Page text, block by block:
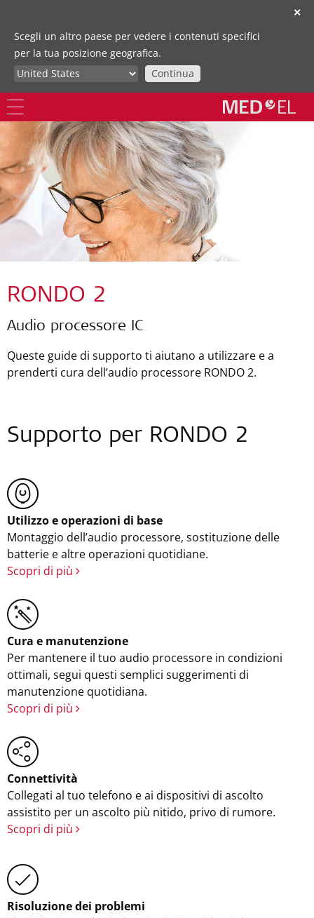
✕
Scegli un altro paese per vedere i contenuti specifici
per la tua posizione geografica.
Continua
RONDO 2
Audio processore IC
Queste guide di supporto ti aiutano a utilizzare e a
prenderti cura dell’audio processore RONDO 2.
Supporto per RONDO 2
Utilizzo e operazioni di base
Montaggio dell’audio processore, sostituzione delle
batterie e altre operazioni quotidiane.
Scopri di più
Cura e manutenzione
Per mantenere il tuo audio processore in condizioni
ottimali, segui questi semplici suggerimenti di
manutenzione quotidiana.
Scopri di più
Connettività
Collegati al tuo telefono e ai dispositivi di ascolto
assistito per un ascolto più nitido, privo di rumore.
Scopri di più
Risoluzione dei problemi